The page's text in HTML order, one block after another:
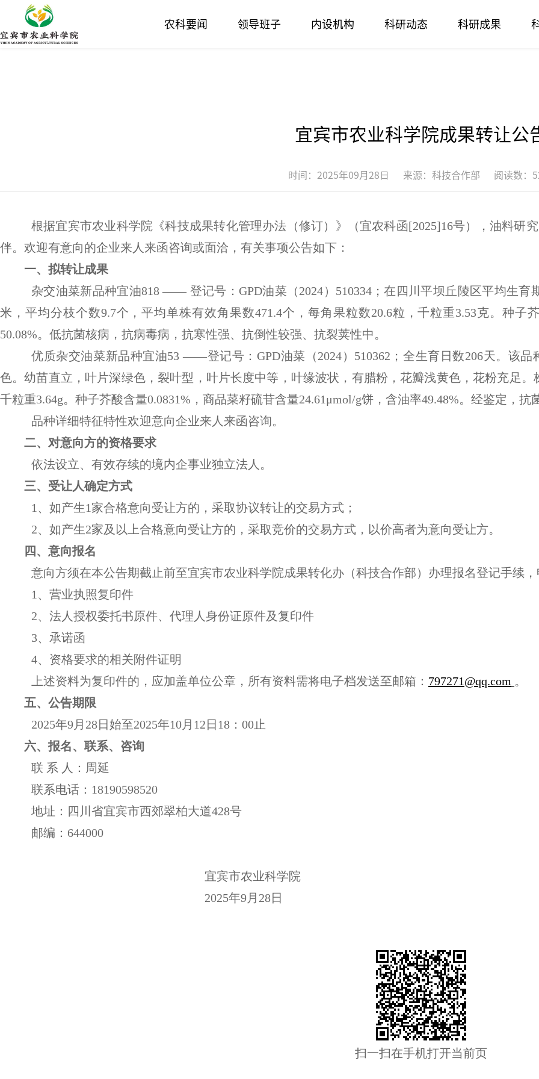
农科要闻 领导班子 内设机构 科研动态 科研成果
宜宾市农业科学院成果转让公
时间：2025年09月28日 来源：科技合作部 阅读数：
根据宜宾市农业科学院 《科技成果转化管理办法（修订）》 （宜农科函[2025]16号）， 油料研
伴。欢迎有意向的企业来人来函咨询或面洽，有关事项公告如下：
一、拟转让成果
杂交油菜新品种宜油818 —— 登记号：GPD油菜（2024）510334；在四川平坝丘陵区平均生育
米，平均分枝个数9.7个，平均单株有效角果数471.4个，每角果粒数20.6粒，千粒重3.53克。种子
50.08%。低抗菌核病，抗病毒病，抗寒性强、抗倒性较强、抗裂荚性中。
优质杂交油菜新品种宜油53 ——登记号：GPD油菜（2024）510362； 全生育日数206天。该品
色。幼苗直立，叶片深绿色，裂叶型，叶片长度中等，叶缘波状，有腊粉，花瓣浅黄色，花粉充足。
千粒重3.64g。种子芥酸含量0.0831%，商品菜籽硫苷含量24.61 μmol/g饼，含油率49.48%。经鉴定，抗
品种详细特征特性欢迎意向企业来人来函咨询。
二、对意向方的资格要求
依法设立、有效存续的境内企事业独立法人。
三、受让人确定方式
1、 如产生1家合格意向受让方的，采取协议转让的交易方式；
2、 如产生2家及以上合格意向受让方的，采取竞价的交易方式， 以价高者为意向受让方。
四 、意向报名
意向方须在本公告期截止前至宜宾市农业科学院成果转化办（科技合作部） 办理报名登记手续，
1、 营业执照复印件
2、 法人授权委托书原件、代理人身份证原件及复印件
3、 承诺函
4、 资格要求的相关附件证明
上述资料为复印件的，应加盖单位公章 ， 所有资料需将电子档发送至邮箱： 797271@qq.com 。
五、公告期限
2025年9月 28日始至2025年10月 12 日18：00止
六、报名、联系、咨询
联 系 人： 周延
联系电话： 18190598520
地址：四川省宜宾市西郊翠柏大道428号
邮编：644000
宜宾市农业科学院
2025年9月 28日
扫一扫在手机打开当前页